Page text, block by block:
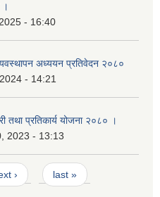
।
- 16:40
अध्ययन प्रतिवेदन २०८०
- 14:21
तथा प्रतिकार्य योजना २०८० ।
2023 - 13:13
› last »